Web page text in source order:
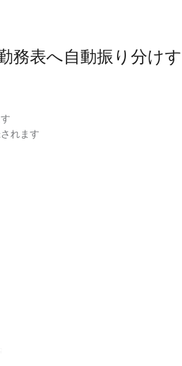
務表へ自動振り分け
れます